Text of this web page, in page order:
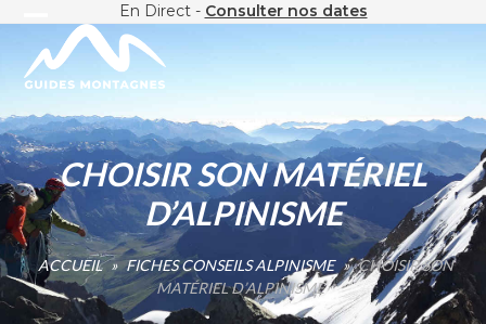
content
En Direct - Consulter nos dates
Open
mobile
menu
Close
mobile
menu
CHOISIR SON MATÉRIEL
D’ALPINISME
ACCUEIL » FICHES CONSEILS ALPINISME » CHOISIR SON
MATÉRIEL D’ALPINISME